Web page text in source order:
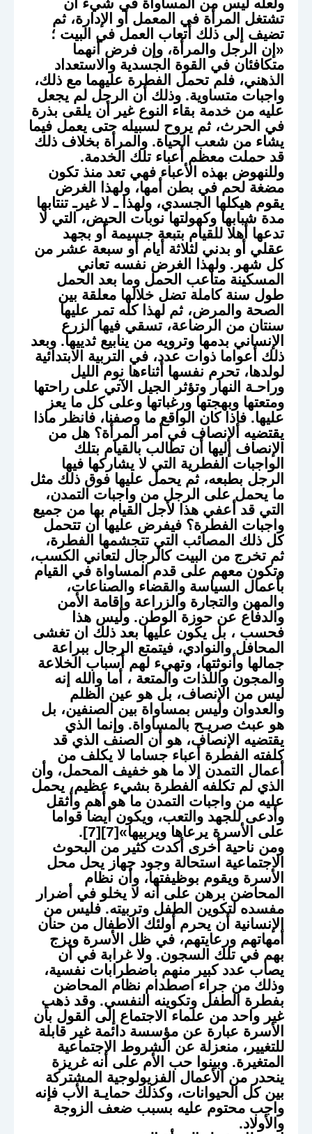
تشتغل المرأة في المعمل أو الإدارة، ثم
تضيف إلى ذلك أتعاب العمل في البيت ؛
«إن الرجل والمرأة، وإن فرض أنهما
متكافئان في القوة الجسدية والاستعداد
الذهني، فلم تحمل الفطرة عليهما مع ذلك،
واجبات متساوية. وذلك أن الرجل لم يجعل
عليه من خدمة بقاء النوع غير أن يلقى بذرة
في الحرث، ثم يروح لسبيله حتى يعمل فيما
يشاء من شعب الحياة. والمرأة بخلاف ذلك
قد حملت معظم أعباء تلك الخدمة.
وللنهوض بهذه الأعباء فهي تعد منذ تكون
مضغة لحم في بطن أمها، ولهذا الغرض
يقوم هيكلها الجسدي، ولهذا ـ لا غيرـ تنتابها
مدة شبابها وكهولتها نوبات الحيض، التي لا
تدعها أهلا للقيام بتبعة جسيمة أو بجهد
عقلي أو بدني لثلاثة أيام أو سبعة عشر من
كل شهر. ولهذا الغرض نفسه تعاني
المسكينة متاعب الحمل وما بعد الحمل
طول سنة كاملة تضل خلالها معلقة بين
الصحة والمرض، ثم لهذا كله تمر عليها
سنتان من الرضاعة، تسقي فيها الزرع
الإنساني بدمها وترويه من ينابيع ثدييها. وبعد
ذلك أعواما ذوات عدد، في التربية الابتدائية
لولدها، تحرم نفسها أثناءها نوم الليل
وراحـة النهار وتؤثر الجيل الآتي على راحتها
ومتعتها وبهجتها ورغباتها وعلى كل ما يعز
عليها. فإذا كان الواقع ما وصفنا، فانظر ماذا
يقتضيه الإنصاف في أمر المرأة؟ هل من
الإنصاف إليها أن تطالب بالقيام بتلك
الواجبات الفطرية التي لا يشاركها فيها
الرجل بطبعه، ثم يحمل عليها فوق ذلك مثل
ما يحمل على الرجل من واجبات التمدن،
التي قد أعفي هذا لأجل القيام بها من جميع
واجبات الفطرة؟ فيفرض عليها أن تتحمل
كل ذلك المصائب التي تتجشمها الفطرة،
ثم تخرج من البيت كالرجال لتعاني الكسب،
وتكون معهم على قدم المساواة في القيام
بأعمال السياسة والقضاء والصناعات،
والمهن والتجارة والزراعة وإقامة الأمن
والدفاع عن حوزة الوطن. وليس هذا
فحسب ، بل يكون عليها بعد ذلك ان تغشى
المحافل والنوادي، فيتمتع الرجال ببراعة
جمالها وأنوثتها، وتهيء لهم أسباب الخلاعة
والمجون واللذات والمتعة ، أما والله إنه
ليس من الإنصاف، بل هو عين الظلم
والعدوان وليس بمساواة بين الصنفين، بل
هو عبث صريـح بالمساواة. وإنما الذي
يقتضيه الإنصاف، هو أن الصنف الذي قد
كلفته الفطرة أعباء جساما لا يكلف من
أعمال التمدن إلا ما هو خفيف المحمل، وأن
الذي لم تكلفه الفطرة بشيء عظيم، يحمل
عليه من واجبات التمدن ما هو أهم وأثقل
وأدعى للجهد والتعب، ويكون أيضا قواما
على الأسرة يرعاها ويربيها»[7][7].
ومن ناحية أخرى أكدت كثير من البحوث
الاجتماعية استحالة وجود جهاز يحل محل
الأسرة ويقوم بوظيفتها، وأن نظام
المحاضن برهن على أنه لا يخلو في أضرار
مفسده لتكوين الطفل وتربيته. فليس من
الإنسانية أن يحرم أولئك الاطفال من حنان
أمهاتهم ورعايتهم، في ظل الأسرة ويزج
بهم في تلك السجون. ولا غرابة في أن
يصاب عدد كبير منهم باضطرابات نفسية،
وذلك من جراء اصطدام نظام المحاضن
بفطرة الطفل وتكوينه النفسي. وقد ذهب
غير واحد من علماء الاجتماع إلى القول بأن
الأسرة عبارة عن مؤسسة دائمة غير قابلة
للتغيير، منعزلة عن الشروط الاجتماعية
المتغيرة. وبينوا حب الأم على أنه غريزة
ينحدر من الأعمال الفزيولوجية المشتركة
بين كل الحيوانات، وكذلك حمايـة الأب فإنه
واجب محتوم عليه بسبب ضعف الزوجة
والأولاد.